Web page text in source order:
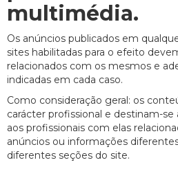
multimédia.
Os anúncios publicados em
sites habilitadas para o efeito
relacionados com os mesmos e
indicadas em cada caso.
Como consideração geral: os
carácter profissional e destinam-se
aos profissionais com elas
anúncios ou informações
diferentes seções do site.